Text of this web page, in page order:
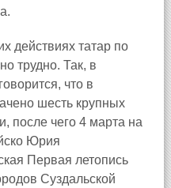
действиях татар по
трудно. Так, в
что в
шесть крупных
после чего 4 марта на
Юрия
Первая летопись
Суздальской